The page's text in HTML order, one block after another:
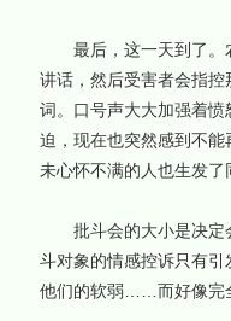
最后，这一天到了。农
讲话，然后受害者会指
词。口号声大大加强着
迫，现在也突然感到不
未心怀不满的人也生发了
批斗会的大小是决定会
斗对象的情感控诉只有
他们的软弱……而好像完